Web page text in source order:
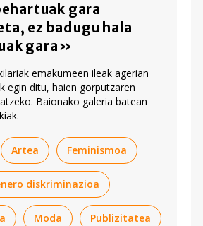
gara
ez badugu hala
gara»
emakumeen ileak agerian
egin ditu, haien gorputzaren
Baionako galeria batean
Artea Feminismoa
diskriminazioa
Moda Publizitatea